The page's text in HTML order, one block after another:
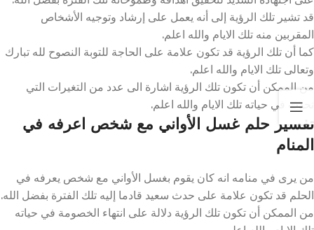
قد تشير تلك الرؤية إلى أنه يعمل على إرشاد وتوجيه الأشخاص
المقربين منه تلك الايام والله اعلم.
كما أن تلك الرؤية قد تكون علامة على الحاجة للتوبة النصوح لله تبارك
وتعالى تلك الايام والله اعلم.
من الممكن أن تكون تلك الرؤية اشارة الى عدد من التغيرات التي
تحدث في حياته تلك الايام والله اعلم.
تفسير حلم غسل الأواني مع شخص اعرفه في
المنام
من يرى في منامه انه كان يقوم بغسل الأواني مع شخص يعرفه في
الحلم قد تكون علامة على حدث سعيد قادما إليه تلك الفترة بفضل الله.
من الممكن أن تكون تلك الرؤية دلالة على انتهاء الخصومة في حياته